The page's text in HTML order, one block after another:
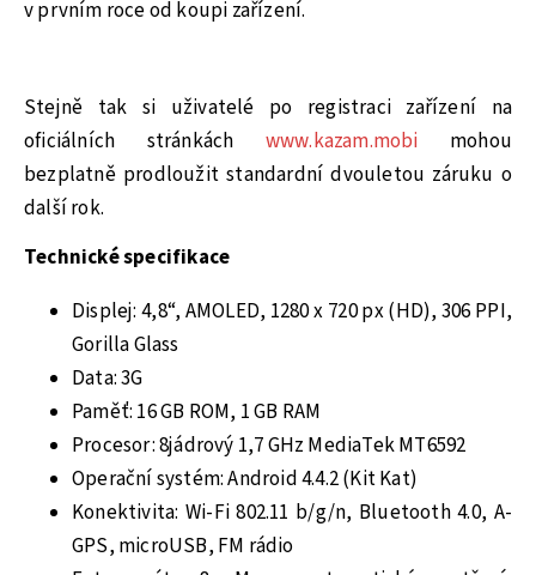
v prvním roce od koupi zařízení.
Stejně tak si uživatelé po registraci zařízení na
oficiálních stránkách www.kazam.mobi mohou
bezplatně prodloužit standardní dvouletou záruku o
další rok.
Technické specifikace
Displej: 4,8“, AMOLED, 1280 x 720 px (HD), 306 PPI,
Gorilla Glass
Data: 3G
Paměť: 16 GB ROM, 1 GB RAM
Procesor: 8jádrový 1,7 GHz MediaTek MT6592
Operační systém: Android 4.4.2 (Kit Kat)
Konektivita: Wi-Fi 802.11 b/g/n, Bluetooth 4.0, A-
GPS, microUSB, FM rádio